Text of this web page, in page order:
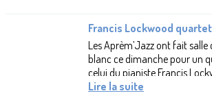
Les Aprèm’Jazz ont fait
blanc ce dimanche pour un
celui du pianiste Francis
l’immense violoniste Didier...
Lire la suite